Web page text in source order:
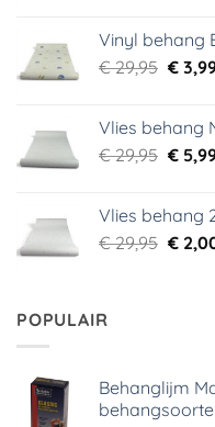
€
Vinyl behang
€29,95
€
€
Vlies behang
€29,95
€
€
Vlies behang
€29,95 €
POPULAIR
Behanglijm